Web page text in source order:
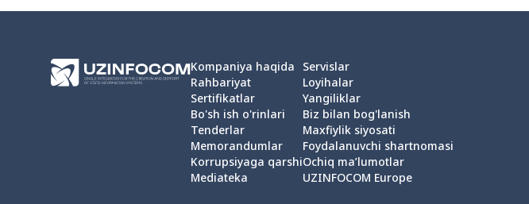
Kompaniya haqida
Rahbariyat
Sertifikatlar
Bo'sh ish o'rinlari
Tenderlar
Memorandumlar
Korrupsiyaga qarshi
Mediateka
Servislar
Loyihalar
Yangiliklar
Biz bilan bog'lanish
Maxfiylik siyosati
Foydalanuvchi shartnomasi
Ochiq ma’lumotlar
UZINFOCOM Europe